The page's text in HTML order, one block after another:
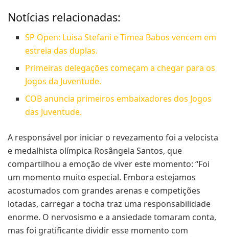
Notícias relacionadas:
SP Open: Luisa Stefani e Timea Babos vencem em
estreia das duplas.
Primeiras delegações começam a chegar para os
Jogos da Juventude.
COB anuncia primeiros embaixadores dos Jogos
das Juventude.
A responsável por iniciar o revezamento foi a velocista
e medalhista olímpica Rosângela Santos, que
compartilhou a emoção de viver este momento: “Foi
um momento muito especial. Embora estejamos
acostumados com grandes arenas e competições
lotadas, carregar a tocha traz uma responsabilidade
enorme. O nervosismo e a ansiedade tomaram conta,
mas foi gratificante dividir esse momento com